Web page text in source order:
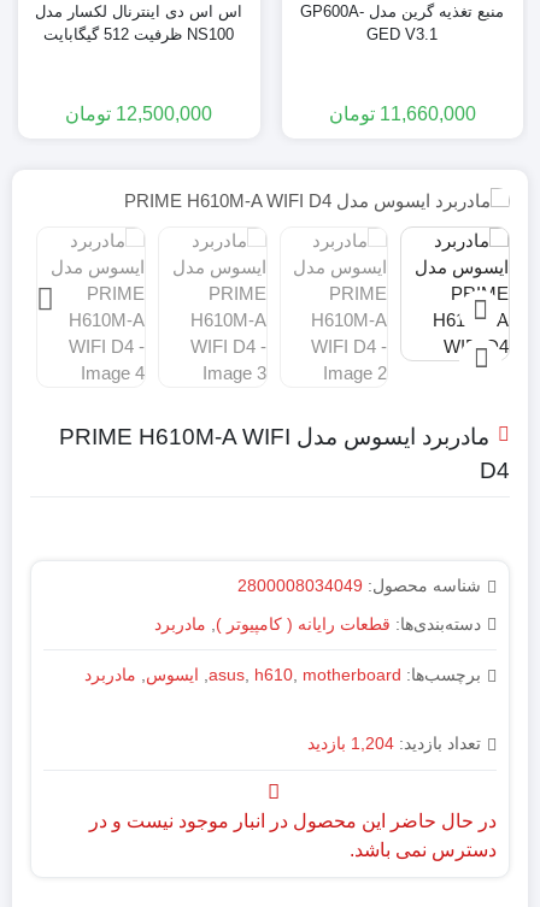
منبع تغذیه گرین مدل GP600A-
GED V3.1
11,660,000 تومان
اس اس دی اینترنال لکسار مدل
NS100 ظرفیت 512 گیگابایت
12,500,000 تومان
مادربرد ایسوس مدل PRIME H610M-A WIFI
D4
شناسه محصول: 2800008034049
دسته‌بندی‌ها: قطعات رایانه ( کامپیوتر ) مادربرد
برچسب‌ها: asus, h610, motherboard
, ایسوس, مادربرد
تعداد بازدید: 1,204 بازدید
در حال حاضر این محصول در انبار موجود نیست و در
دسترس نمی باشد.